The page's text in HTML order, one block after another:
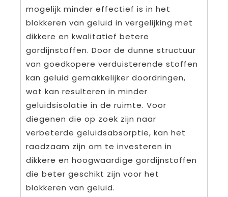
mogelijk minder effectief is in het
blokkeren van geluid in vergelijking met
dikkere en kwalitatief betere
gordijnstoffen. Door de dunne structuur
van goedkopere verduisterende stoffen
kan geluid gemakkelijker doordringen,
wat kan resulteren in minder
geluidsisolatie in de ruimte. Voor
diegenen die op zoek zijn naar
verbeterde geluidsabsorptie, kan het
raadzaam zijn om te investeren in
dikkere en hoogwaardige gordijnstoffen
die beter geschikt zijn voor het
blokkeren van geluid.